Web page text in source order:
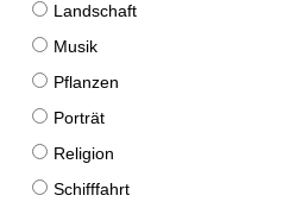
Landschaft
Musik
Pflanzen
Porträt
Religion
Schifffahrt